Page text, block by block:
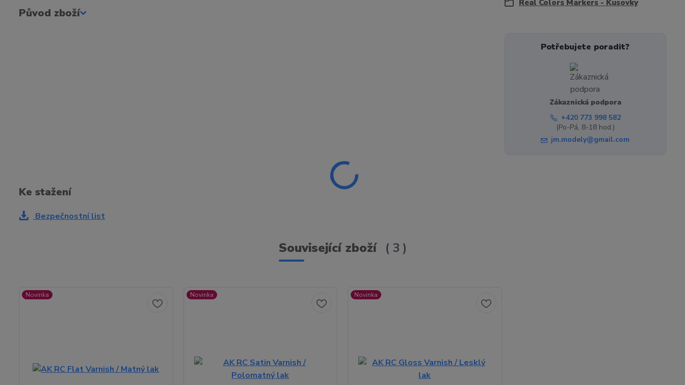
Původ zboží
Real Colors Markers - Kusovky
Potřebujete poradit?
Zákaznická podpora
+420 773 998 582
(Po-Pá, 8-18 hod.)
jm.modely@gmail.com
Ke stažení
Bezpečnostní list
Související zboží 3
Novinka Novinka Novinka